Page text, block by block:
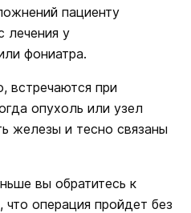
пациенту
лечения у
фониатра.
встречаются при
опухоль или узел
железы и тесно связаны
вы обратитесь к
операция пройдет без